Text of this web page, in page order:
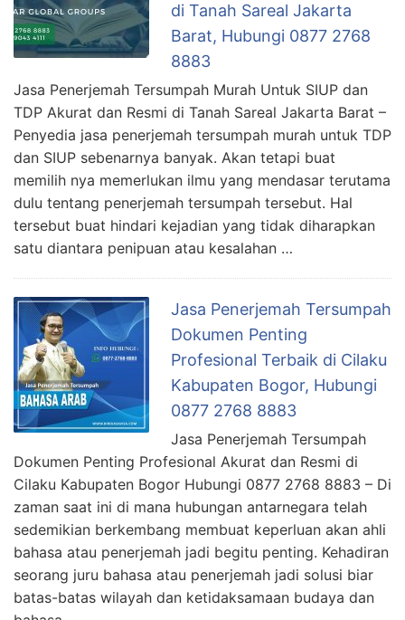
di Tanah Sareal Jakarta
Barat, Hubungi 0877 2768
8883
Jasa Penerjemah Tersumpah Murah Untuk SIUP dan
TDP Akurat dan Resmi di Tanah Sareal Jakarta Barat –
Penyedia jasa penerjemah tersumpah murah untuk TDP
dan SIUP sebenarnya banyak. Akan tetapi buat
memilih nya memerlukan ilmu yang mendasar terutama
dulu tentang penerjemah tersumpah tersebut. Hal
tersebut buat hindari kejadian yang tidak diharapkan
satu diantara penipuan atau kesalahan …
Jasa Penerjemah Tersumpah
Dokumen Penting
Profesional Terbaik di Cilaku
Kabupaten Bogor, Hubungi
0877 2768 8883
Jasa Penerjemah Tersumpah
Dokumen Penting Profesional Akurat dan Resmi di
Cilaku Kabupaten Bogor Hubungi 0877 2768 8883 – Di
zaman saat ini di mana hubungan antarnegara telah
sedemikian berkembang membuat keperluan akan ahli
bahasa atau penerjemah jadi begitu penting. Kehadiran
seorang juru bahasa atau penerjemah jadi solusi biar
batas-batas wilayah dan ketidaksamaan budaya dan